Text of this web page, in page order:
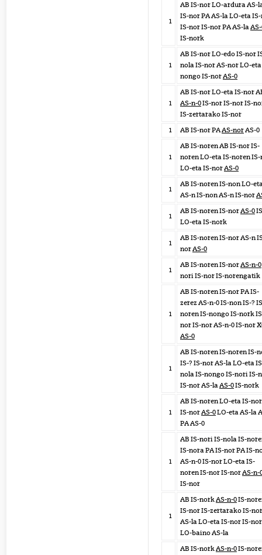
1
AB IS-nor LO-ardura AS-
IS-nor PA AS-la LO-eta
IS-nor IS-nor PA AS-la
IS-nork
1
AB IS-nor LO-edo IS-nor
nola IS-nor AS-nor LO-eta
nongo IS-norAS-0
1
AB IS-nor LO-eta IS-nor
AS-n-0IS-nor IS-nor IS-
IS-zertarako IS-nor
1
AB IS-nor PAAS-norAS-0
1
AB IS-noren AB IS-nor IS-
noren LO-eta IS-noren
LO-eta IS-norAS-0
1
AB IS-noren IS-non LO-
AS-n IS-non AS-n IS-nor
1
AB IS-noren IS-norAS-0
LO-eta IS-nork
1
AB IS-noren IS-nor AS-n
norAS-0
1
AB IS-noren IS-norAS-n-0
nori IS-nor IS-norengatik
1
AB IS-noren IS-nor PA IS-
zerez AS-n-0 IS-non IS-?
noren IS-nongo IS-nork
nor IS-nor AS-n-0 IS-nor
AS-0
1
AB IS-noren IS-noren IS-
IS-? IS-nor AS-la LO-eta
nola IS-nongo IS-nori IS-
IS-nor AS-laAS-0IS-nork
1
AB IS-noren LO-eta IS-
IS-norAS-0LO-eta AS-la
PA AS-0
1
AB IS-nori IS-nola IS-
IS-nora PA IS-nor PA IS-
AS-n-0 IS-nor LO-eta IS-
noren IS-nor IS-norAS-n-
IS-nor
1
AB IS-norkAS-n-0IS-
IS-nor IS-zertarako IS-nor
AS-la LO-eta IS-nor IS-
LO-baino AS-la
AB IS-norkAS-n-0IS-